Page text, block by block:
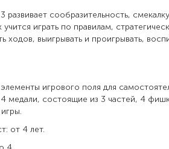
развивает сообразительность,
играть по правилам,
ходов, выигрывать и проигрывать,
игрового поля для
медали, состоящие из 3 частей, 4
от 4 лет.